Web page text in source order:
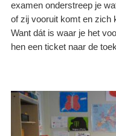
examen onderstreep je
of zij vooruit komt en zich
Want dát is waar je het
hen een ticket naar de